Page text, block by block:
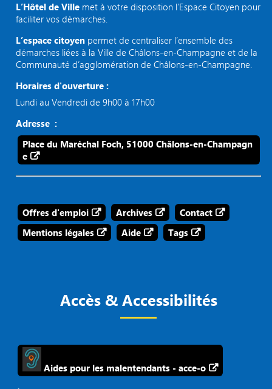
L’Hôtel de Ville met à votre disposition l’Espace Citoyen pour
faciliter vos démarches.
L’espace citoyen permet de centraliser l’ensemble des
démarches liées à la Ville de Châlons-en-Champagne et de la
Communauté d’agglomération de Châlons-en-Champagne.
Horaires d'ouverture :
Lundi au Vendredi de 9h00 à 17h00
Adresse :
Place du Maréchal Foch, 51000 Châlons-en-Champagn
e
Offres d'emploi Archives
Contact
Mentions légales
Aide Tags
Accès & Accessibilités
Aides pour les malentendants - acce-o